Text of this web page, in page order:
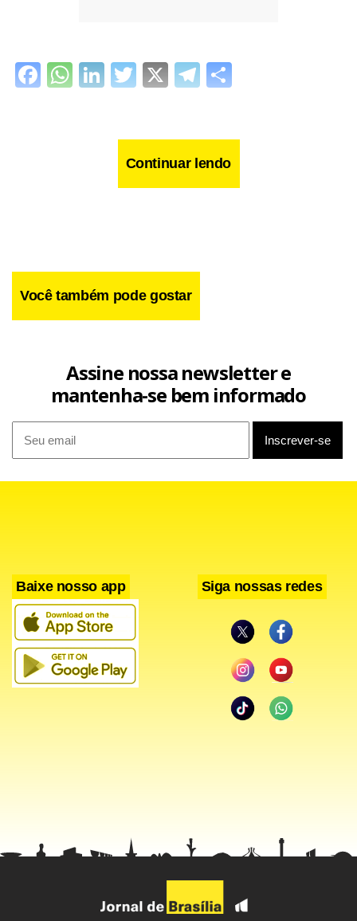
Facebook
WhatsApp
LinkedIn
Twitter
X Telegram
Continuar lendo
Você também pode gostar
Assine nossa newsletter e
mantenha-se bem informado
Baixe nosso app Siga nossas redes